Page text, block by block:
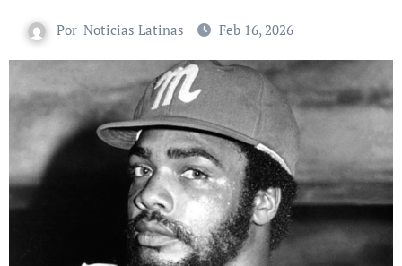
Por Noticias Latinas Feb 16, 2026